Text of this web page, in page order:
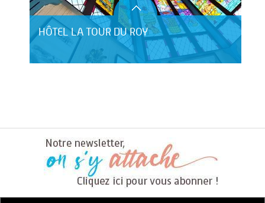
HÔTEL LA TOUR DU ROY